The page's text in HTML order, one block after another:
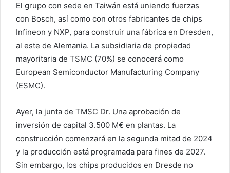
El grupo con sede en Taiwán está uniendo fuerzas
con Bosch, así como con otros fabricantes de chips
Infineon y NXP, para construir una fábrica en Dresden,
al este de Alemania. La subsidiaria de propiedad
mayoritaria de TSMC (70%) se conocerá como
European Semiconductor Manufacturing Company
(ESMC).
Ayer, la junta de TMSC Dr. Una aprobación de
inversión de capital 3.500 M€ en plantas. La
construcción comenzará en la segunda mitad de 2024
y la producción está programada para fines de 2027.
Sin embargo, los chips producidos en Dresde no